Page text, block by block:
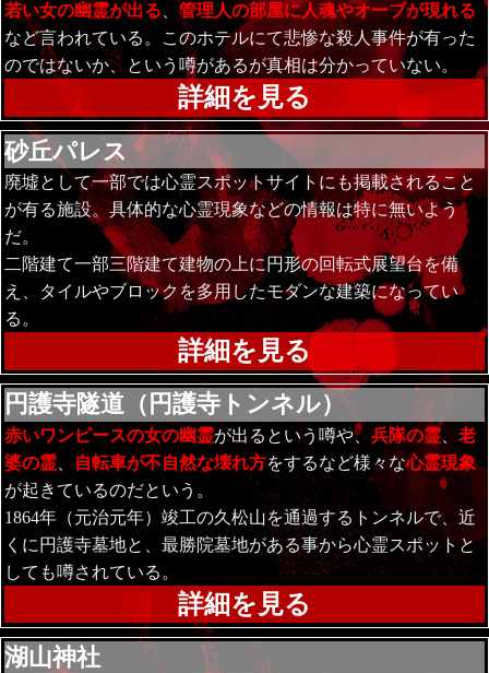
若い女の幽霊が出る 、管理人の部屋に人魂やオーブが現れる
など言われている。このホテルにて悲惨な殺人事件が有った
のではないか、という噂があるが真相は分かっていない。
詳細を見る
砂丘パレス
廃墟として一部では心霊スポットサイトにも掲載されること
が有る施設。具体的な心霊現象などの情報は特に無いよう
だ。
二階建て一部三階建て建物の上に円形の回転式展望台を備
え、タイルやブロックを多用したモダンな建築になってい
る。
詳細を見る
円護寺隧道（円護寺トンネル）
赤いワンピースの女の幽霊が出るという噂や、兵隊の霊 、老
婆の霊
自転車が不自然な壊れ方をするなど様々な心霊現象
が起きているのだという。
1864年（元治元年）竣工の久松山を通過するトンネルで、近
くに円護寺墓地と、最勝院墓地がある事から心霊スポットと
しても噂されている。
詳細を見る
湖山神社